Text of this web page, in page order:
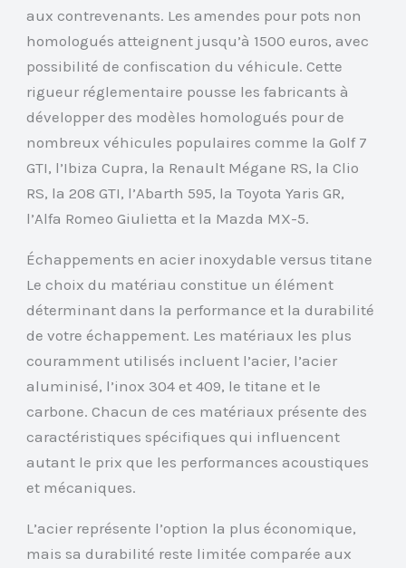
aux contrevenants. Les amendes pour pots non
homologués atteignent jusqu’à 1500 euros, avec
possibilité de confiscation du véhicule. Cette
rigueur réglementaire pousse les fabricants à
développer des modèles homologués pour de
nombreux véhicules populaires comme la Golf 7
GTI, l’Ibiza Cupra, la Renault Mégane RS, la Clio
RS, la 208 GTI, l’Abarth 595, la Toyota Yaris GR,
l’Alfa Romeo Giulietta et la Mazda MX-5.
Échappements en acier inoxydable versus titane
Le choix du matériau constitue un élément
déterminant dans la performance et la durabilité
de votre échappement. Les matériaux les plus
couramment utilisés incluent l’acier, l’acier
aluminisé, l’inox 304 et 409, le titane et le
carbone. Chacun de ces matériaux présente des
caractéristiques spécifiques qui influencent
autant le prix que les performances acoustiques
et mécaniques.
L’acier représente l’option la plus économique,
mais sa durabilité reste limitée comparée aux